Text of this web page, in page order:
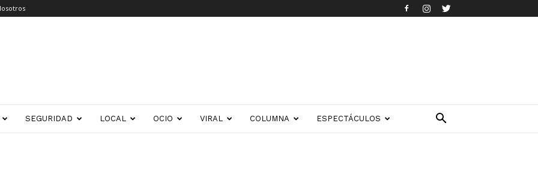
SEGURIDAD LOCAL OCIO VIRAL COLUMNA ESPECTÁCULOS